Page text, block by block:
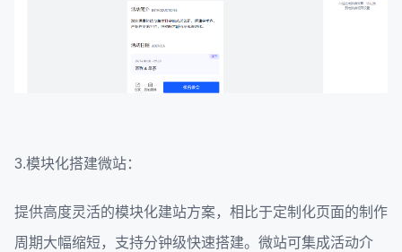
3.模块化搭建微站：
提供高度灵活的模块化建站方案，相比于定制化页面的制作
周期大幅缩短，支持分钟级快速搭建。微站可集成活动介